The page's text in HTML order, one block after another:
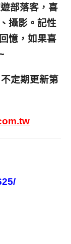
部落客， 喜
攝影。 記性
憶， 如果喜
~
不定期更新第